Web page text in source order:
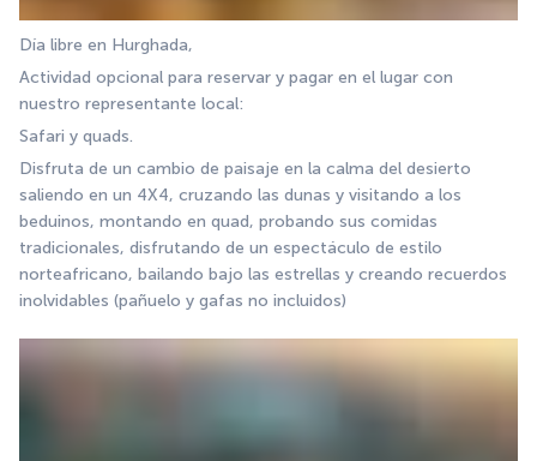
Día libre en Hurghada,
Actividad opcional para reservar y pagar en el lugar con
nuestro representante local:
Safari y quads.
Disfruta de un cambio de paisaje en la calma del desierto
saliendo en un 4X4, cruzando las dunas y visitando a los
beduinos, montando en quad, probando sus comidas
tradicionales, disfrutando de un espectáculo de estilo
norteafricano, bailando bajo las estrellas y creando recuerdos
inolvidables (pañuelo y gafas no incluidos)